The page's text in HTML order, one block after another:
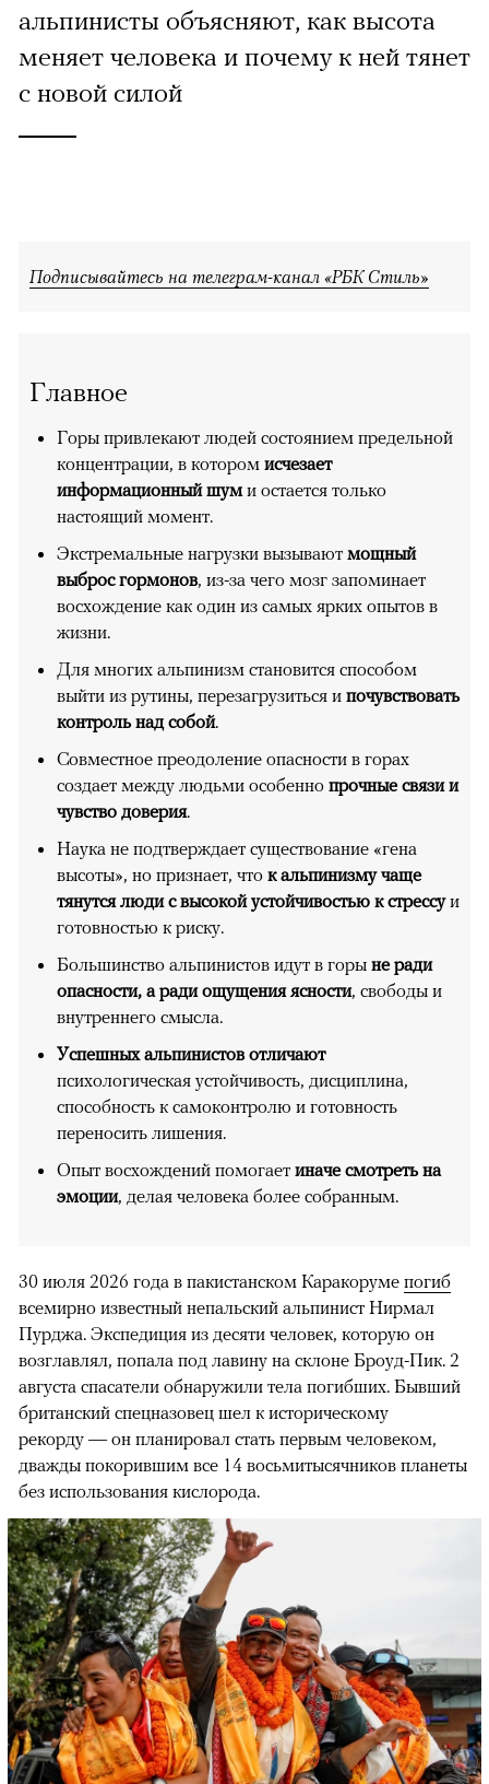
альпинисты объясняют, как высота
меняет человека и почему к ней тянет
с новой силой
Подписывайтесь на телеграм-канал «РБК Стиль»
Главное
Горы привлекают людей состоянием предельной
концентрации, в котором исчезает
информационный шум и остается только
настоящий момент.
Экстремальные нагрузки вызывают мощный
выброс гормонов, из-за чего мозг запоминает
восхождение как один из самых ярких опытов в
жизни.
Для многих альпинизм становится способом
выйти из рутины, перезагрузиться и почувствовать
контроль над собой.
Совместное преодоление опасности в горах
создает между людьми особенно прочные связи и
чувство доверия.
Наука не подтверждает существование «гена
высоты», но признает, что к альпинизму чаще
тянутся люди с высокой устойчивостью к стрессуи
готовностью к риску.
Большинство альпинистов идут в горы не ради
опасности, а ради ощущения ясности, свободы и
внутреннего смысла.
Успешных альпинистов отличают
психологическая устойчивость, дисциплина,
способность к самоконтролю и готовность
переносить лишения.
Опыт восхождений помогает иначе смотреть на
эмоции, делая человека более собранным.
30 июля 2026 года в пакистанском Каракоруме погиб
всемирно известный непальский альпинист Нирмал
Пурджа. Экспедиция из десяти человек, которую он
возглавлял, попала под лавину на склоне Броуд-Пик. 2
августа спасатели обнаружили тела погибших. Бывший
британский спецназовец шел к историческому
рекорду — он планировал стать первым человеком,
дважды покорившим все 14 восьмитысячников планеты
без использования кислорода.